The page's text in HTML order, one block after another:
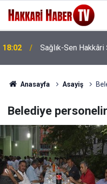
18:02 Sağlık-Sen Hakkâri
Anasayfa Asayiş
Belediye